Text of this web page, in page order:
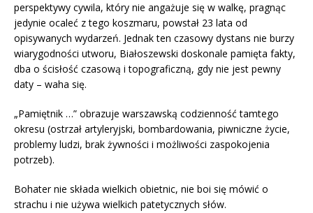
perspektywy cywila, który nie angażuje się w walkę, pragnąc
jedynie ocaleć z tego koszmaru, powstał 23 lata od
opisywanych wydarzeń. Jednak ten czasowy dystans nie burzy
wiarygodności utworu, Białoszewski doskonale pamięta fakty,
dba o ścisłość czasową i topograficzną, gdy nie jest pewny
daty – waha się.
„Pamiętnik …” obrazuje warszawską codzienność tamtego
okresu (ostrzał artyleryjski, bombardowania, piwniczne życie,
problemy ludzi, brak żywności i możliwości zaspokojenia
potrzeb).
Bohater nie składa wielkich obietnic, nie boi się mówić o
strachu i nie używa wielkich patetycznych słów.